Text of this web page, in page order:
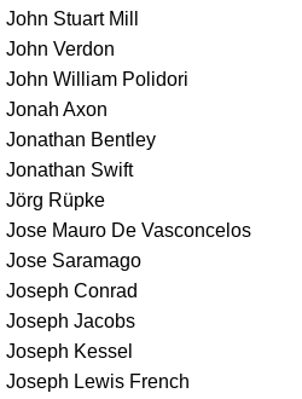
John Stuart Mill
John Verdon
John William Polidori
Jonah Axon
Jonathan Bentley
Jonathan Swift
Jörg Rüpke
Jose Mauro De Vasconcelos
Jose Saramago
Joseph Conrad
Joseph Jacobs
Joseph Kessel
Joseph Lewis French